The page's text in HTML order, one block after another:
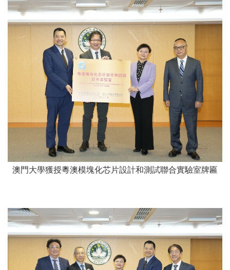
澳門大學獲授粵澳模塊化芯片設計和測試聯合實驗室牌匾